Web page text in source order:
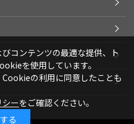
コンテンツの最適な提供、ト
を使用しています。
の利用に同意したことも
ーをご確認ください。
る